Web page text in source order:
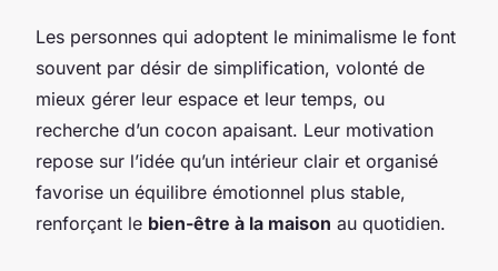
Les personnes qui adoptent le minimalisme le font
souvent par désir de simplification, volonté de
mieux gérer leur espace et leur temps, ou
recherche d’un cocon apaisant. Leur motivation
repose sur l’idée qu’un intérieur clair et organisé
favorise un équilibre émotionnel plus stable,
renforçant le bien-être à la maison au quotidien.